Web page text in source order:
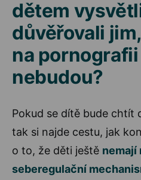
dětem
důvěřovali
na
nebudou?
Pokud se dítě bude chtít
tak si najde cestu, jak
o to, že děti ještě nemají
seberegulační